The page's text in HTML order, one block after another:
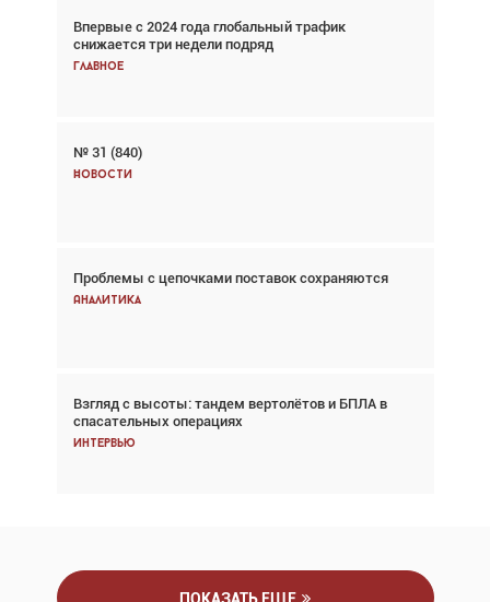
Впервые с 2024 года глобальный трафик
снижается три недели подряд
Главное
№ 31 (840)
Новости
Проблемы с цепочками поставок сохраняются
Аналитика
Взгляд с высоты: тандем вертолётов и БПЛА в
спасательных операциях
Интервью
Взгляд с высоты: тандем вертолётов и БПЛА в
спасательных операциях
Главное
Авиационный фотограф Дэйв Кох: «Фотография
говорит сама за себя... а ИИ всё портит»
Впервые с 2024 года глобальный трафик
снижается три недели подряд
Частный самолёт – это актив. Подходите к
покупке соответствующим образом
Интервью